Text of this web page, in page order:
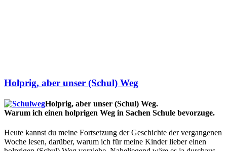
Holprig, aber unser (Schul) Weg
Holprig, aber unser (Schul) Weg.
Warum ich einen holprigen Weg in Sachen Schule bevorzuge.
Heute kannst du meine Fortsetzung der Geschichte der vergangenen
Woche lesen, darüber, warum ich für meine Kinder lieber einen